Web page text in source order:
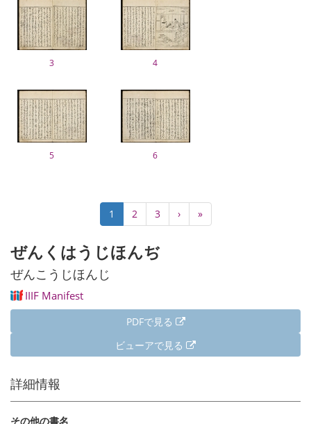
3 4
5 6
送
カ
レ
ト
1 Page
2 Page
3
次
ペ
›
最
終
»
ぜんくはうじほんぢ
ぜんこうじほんじ
IIIF Manifest
PDFで見る
ビューアで見る
詳細情報
その他の書名